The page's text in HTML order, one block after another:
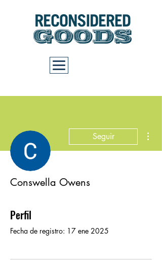
Seguir
Conswella Owens
Perfil
Fecha de registro: 17 ene 2025